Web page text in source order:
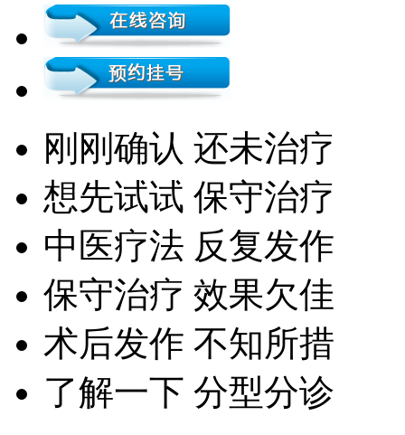
刚刚确认 还未治疗
想先试试 保守治疗
中医疗法 反复发作
保守治疗 效果欠佳
术后发作 不知所措
了解一下 分型分诊